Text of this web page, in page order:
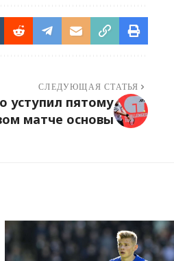
СЛЕДУЮЩАЯ СТАТЬЯ
уступил пятому
матче основы